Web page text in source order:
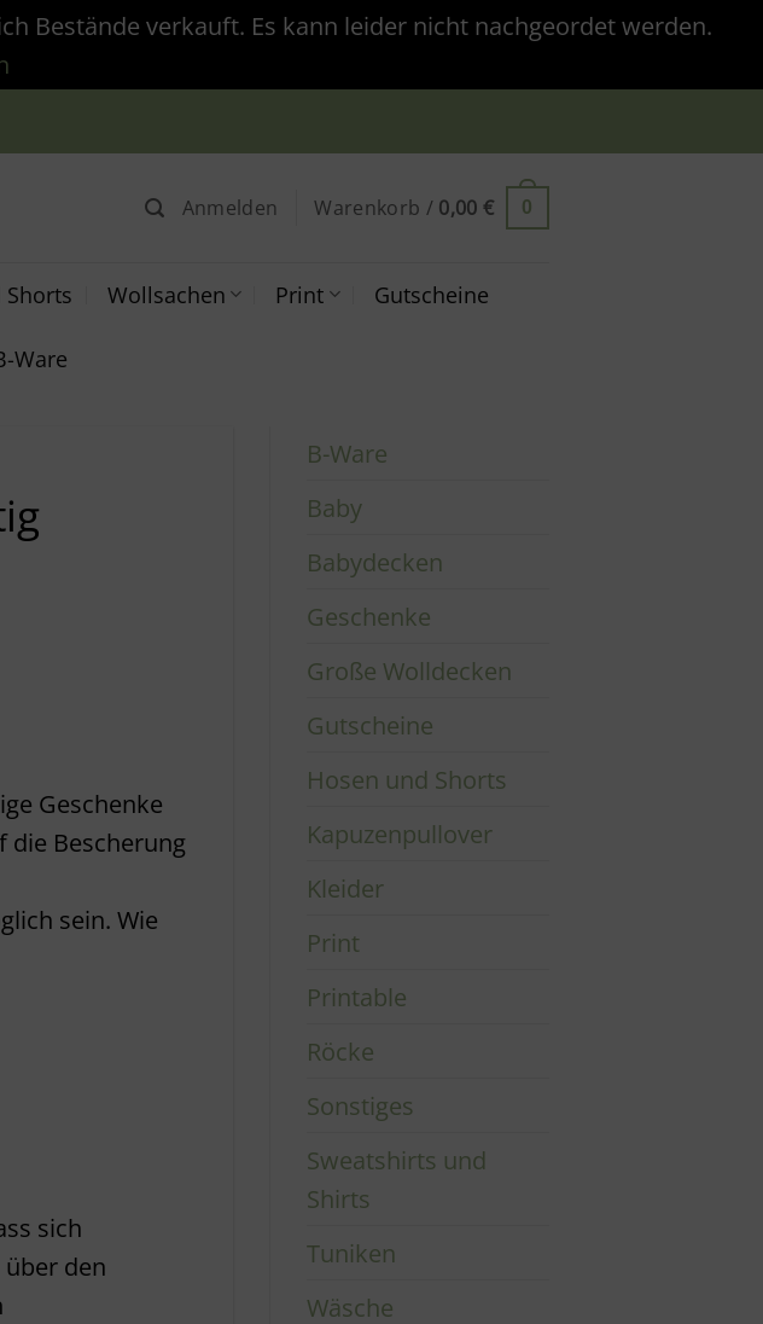
Bestände verkauft. Es kann leider nicht nachgeordet werden.
Anmelden Warenkorb / 0,00 € 0
Shorts Wollsachen Print Gutscheine
Ware
Geschenke
die Bescherung
sein. Wie
sich
den
B-Ware
Baby
Babydecken
Geschenke
Große Wolldecken
Gutscheine
Hosen und Shorts
Kapuzenpullover
Kleider
Print
Printable
Röcke
Sonstiges
Sweatshirts und
Shirts
Tuniken
Wäsche